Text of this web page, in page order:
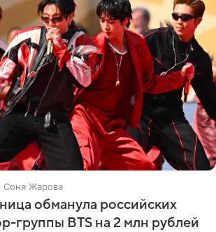
Соня Жарова
обманула российских
группы BTS на 2 млн рублей